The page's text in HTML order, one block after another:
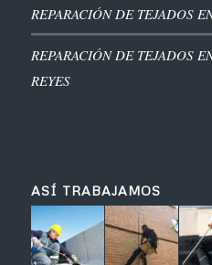
REPARACIÓN DE TEJADOS
REPARACIÓN DE TEJADOS
REYES
ASÍ TRABAJAMOS